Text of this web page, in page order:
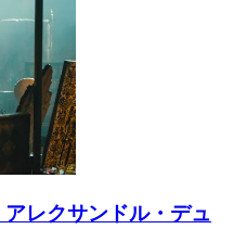
アレクサンドル・デュ